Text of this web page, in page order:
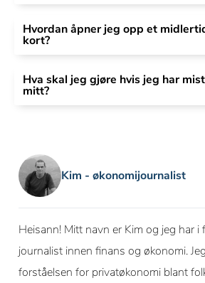
Hvordan åpner jeg opp et
kort?
Hva skal jeg gjøre hvis jeg har
mitt?
Kim - økonomijournalist
Heisann! Mitt navn er Kim og jeg har i
journalist innen finans og økonomi.
forståelsen for privatøkonomi blant